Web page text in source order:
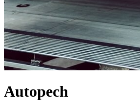
Autopech